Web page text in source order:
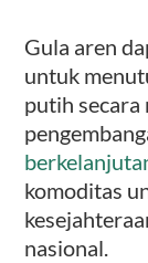
Gula aren
untuk
putih secara
komoditas
nasional.